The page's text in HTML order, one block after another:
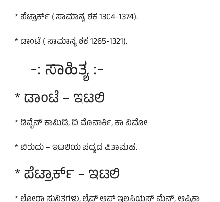
* ಪೆಟ್ರಾರ್ಕ್ ( ಸಾಮಾನ್ಯ ಶಕ 1304-1374).
* ಡಾಂಟೆ ( ಸಾಮಾನ್ಯ ಶಕ 1265-1321).
-: ಸಾಹಿತ್ಯ :-
* ಡಾಂಟೆ – ಇಟಲಿ
* ಡಿವೈನ್ ಕಾಮಿಡಿ, ದಿ ಮೊನಾರ್ಕಿ, ಕಾ ವಿಮೋ
* ಬಿರುದು – ಇಟಲಿಯ ಪದ್ಯದ ಪಿತಾಮಹ.
* ಪೆಟ್ರಾರ್ಕ್ – ಇಟಲಿ